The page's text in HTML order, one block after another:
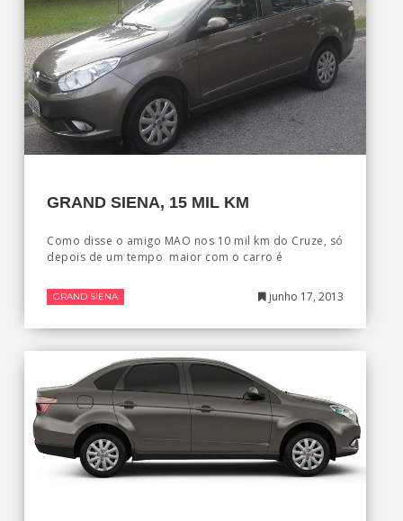
GRAND SIENA, 15 MIL KM
Como disse o amigo MAO nos 10 mil km do Cruze, só
depois de um tempo maior com o carro é
GRAND SIENA junho 17, 2013